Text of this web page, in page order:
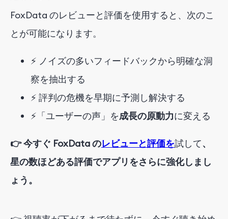
FoxData のレビューと評価を使用すると、次のこ
とが可能になります。
⚡ ノイズの多いフィードバックから明確な洞
察を抽出する
⚡ 評判の危機を早期に予測し解決する
⚡「ユーザーの声」を成長の原動力に変える
👉 今すぐ FoxData のレビューと評価を試して、
星の数ほどある評価でアプリをさらに強化しまし
ょう。